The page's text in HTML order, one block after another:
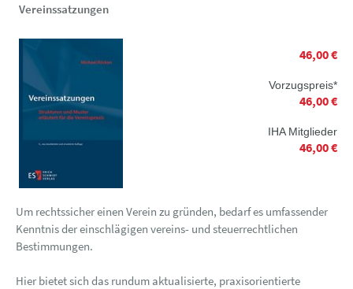
Vereinssatzungen
46,00 €
Vorzugspreis*
46,00 €
IHA Mitglieder
46,00 €
Um rechtssicher einen Verein zu gründen, bedarf es umfassender
Kenntnis der einschlägigen vereins- und steuerrechtlichen
Bestimmungen.
Hier bietet sich das rundum aktualisierte, praxisorientierte